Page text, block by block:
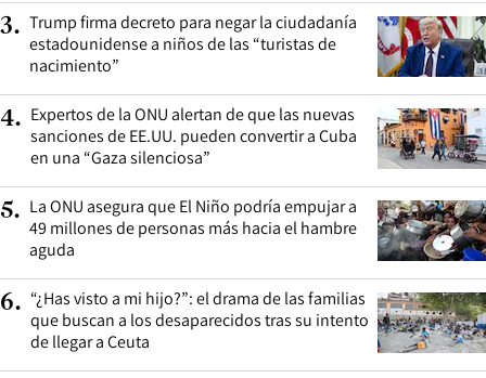
3. Trump firma decreto para negar la ciudadanía
estadounidense a niños de las “turistas de
nacimiento”
4. Expertos de la ONU alertan de que las nuevas
sanciones de EE.UU. pueden convertir a Cuba
en una “Gaza silenciosa”
5. La ONU asegura que El Niño podría empujar a
49 millones de personas más hacia el hambre
aguda
6. “¿Has visto a mi hijo?”: el drama de las familias
que buscan a los desaparecidos tras su intento
de llegar a Ceuta